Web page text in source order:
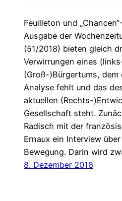
Feuilleton und
Ausgabe der
(51/2018) bieten gleich
Verwirrungen eines
(Groß-)Bürgertums,
Analyse fehlt und das
aktuellen (Rechts-
Gesellschaft steht.
Radisch mit der
Ernaux ein Interview
Bewegung. Darin wird
8. Dezember 2018